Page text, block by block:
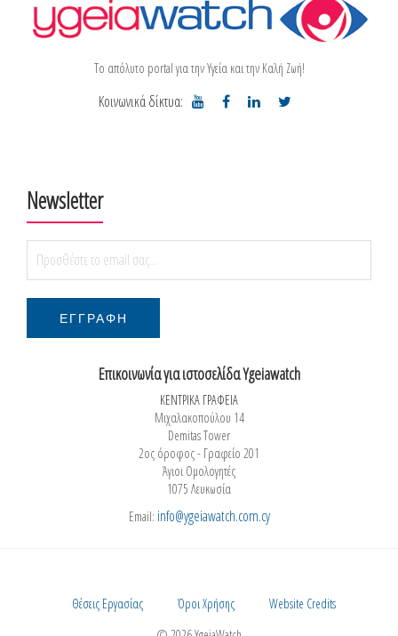
Το απόλυτο portal για την Υγεία και την Καλή Ζωή!
Κοινωνικά δίκτυα:
Newsletter
Επικοινωνία για ιστοσελίδα Ygeiawatch
ΚΕΝΤΡΙΚΑ ΓΡΑΦΕΙΑ
Μιχαλακοπούλου 14
Demitas Tower
2ος όροφος - Γραφείο 201
Άγιοι Ομολογητές
1075 Λευκωσία
Email: info@ygeiawatch.com.cy
Θέσεις Εργασίας Όροι Χρήσης
Website Credits